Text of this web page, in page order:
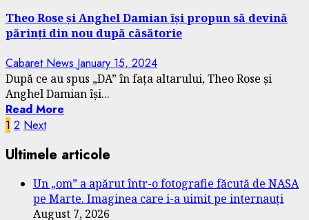
Theo Rose și Anghel Damian își propun să devină
părinți din nou după căsătorie
Cabaret News January 15, 2024
După ce au spus „DA” în fața altarului, Theo Rose și
Anghel Damian își...
Read More
Posts
pagination
1 2 Next
Ultimele articole
Un „om” a apărut într-o fotografie făcută de NASA
pe Marte. Imaginea care i-a uimit pe internauți
August 7, 2026